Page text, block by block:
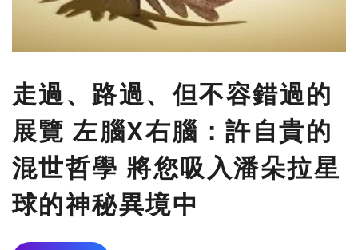
走過、路過、但不容錯過的
展覽 左腦X右腦：許自貴的
混世哲學 將您吸入潘朵拉星
球的神秘異境中